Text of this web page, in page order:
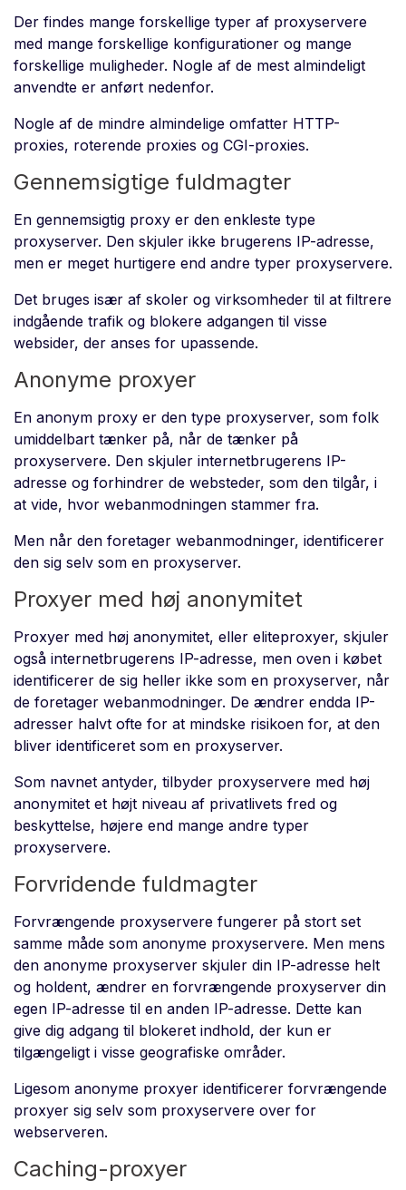
Der findes mange forskellige typer af proxyservere
med mange forskellige konfigurationer og mange
forskellige muligheder. Nogle af de mest almindeligt
anvendte er anført nedenfor.
Nogle af de mindre almindelige omfatter HTTP-
proxies, roterende proxies og CGI-proxies.
Gennemsigtige fuldmagter
En gennemsigtig proxy er den enkleste type
proxyserver. Den skjuler ikke brugerens IP-adresse,
men er meget hurtigere end andre typer proxyservere.
Det bruges især af skoler og virksomheder til at filtrere
indgående trafik og blokere adgangen til visse
websider, der anses for upassende.
Anonyme proxyer
En anonym proxy er den type proxyserver, som folk
umiddelbart tænker på, når de tænker på
proxyservere. Den skjuler internetbrugerens IP-
adresse og forhindrer de websteder, som den tilgår, i
at vide, hvor webanmodningen stammer fra.
Men når den foretager webanmodninger, identificerer
den sig selv som en proxyserver.
Proxyer med høj anonymitet
Proxyer med høj anonymitet, eller eliteproxyer, skjuler
også internetbrugerens IP-adresse, men oven i købet
identificerer de sig heller ikke som en proxyserver, når
de foretager webanmodninger. De ændrer endda IP-
adresser halvt ofte for at mindske risikoen for, at den
bliver identificeret som en proxyserver.
Som navnet antyder, tilbyder proxyservere med høj
anonymitet et højt niveau af privatlivets fred og
beskyttelse, højere end mange andre typer
proxyservere.
Forvridende fuldmagter
Forvrængende proxyservere fungerer på stort set
samme måde som anonyme proxyservere. Men mens
den anonyme proxyserver skjuler din IP-adresse helt
og holdent, ændrer en forvrængende proxyserver din
egen IP-adresse til en anden IP-adresse. Dette kan
give dig adgang til blokeret indhold, der kun er
tilgængeligt i visse geografiske områder.
Ligesom anonyme proxyer identificerer forvrængende
proxyer sig selv som proxyservere over for
webserveren.
Caching-proxyer